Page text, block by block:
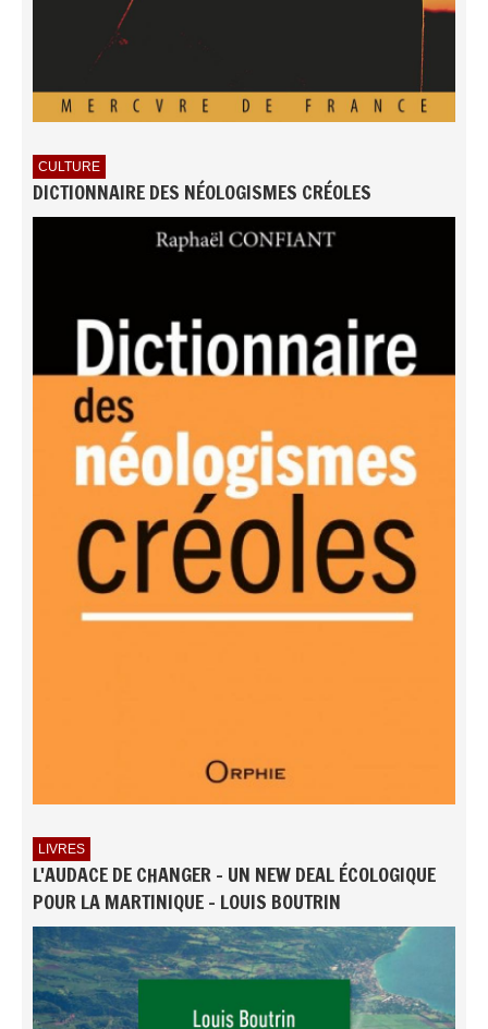
CULTURE
DICTIONNAIRE DES NÉOLOGISMES CRÉOLES
LIVRES
L'AUDACE DE CHANGER - UN NEW DEAL ÉCOLOGIQUE
POUR LA MARTINIQUE - LOUIS BOUTRIN